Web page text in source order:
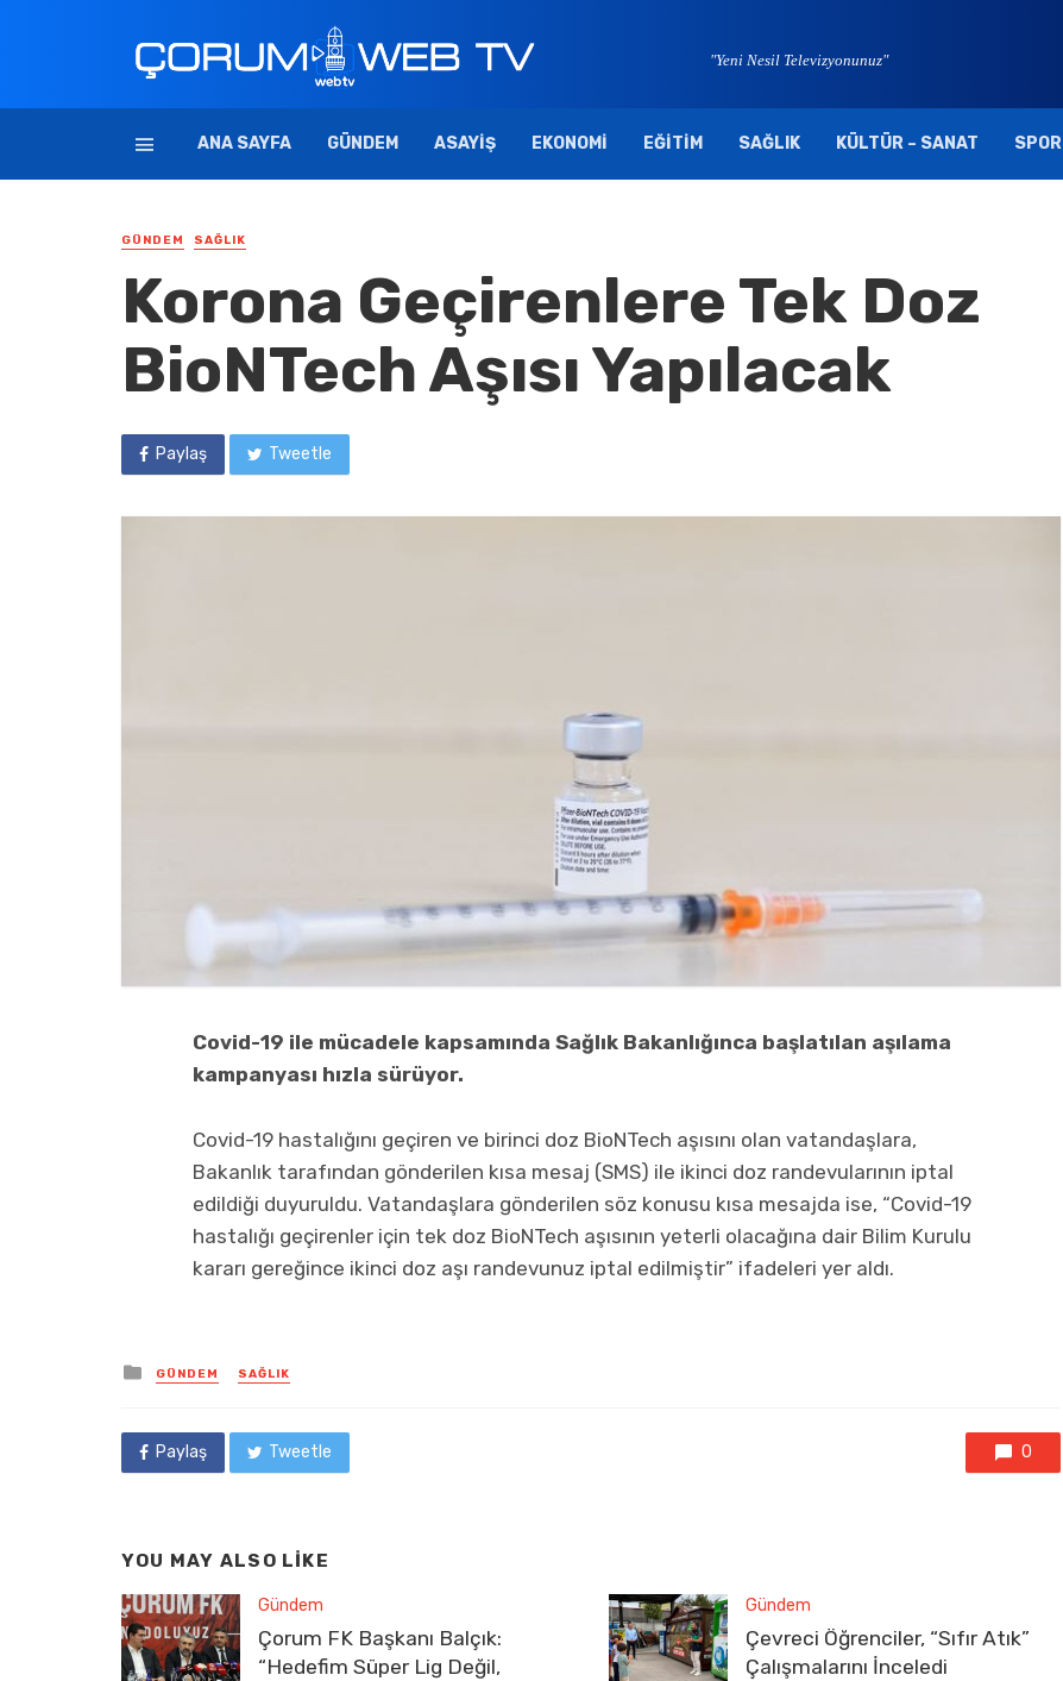
"Yeni Nesil Televizyonunuz"
ANA SAYFA GÜNDEM ASAYIŞ EKONOMI EĞITIM SAĞLIK KÜLTÜR – SANAT SPOR
GÜNDEM SAĞLIK
Korona Geçirenlere Tek Doz
BioNTech Aşısı Yapılacak
Paylaş Tweetle
Covid-19 ile mücadele kapsamında Sağlık Bakanlığınca başlatılan aşılama
kampanyası hızla sürüyor.
Covid-19 hastalığını geçiren ve birinci doz BioNTech aşısını olan vatandaşlara,
Bakanlık tarafından gönderilen kısa mesaj (SMS) ile ikinci doz randevularının iptal
edildiği duyuruldu. Vatandaşlara gönderilen söz konusu kısa mesajda ise, “Covid-19
hastalığı geçirenler için tek doz BioNTech aşısının yeterli olacağına dair Bilim Kurulu
kararı gereğince ikinci doz aşı randevunuz iptal edilmiştir” ifadeleri yer aldı.
Posted
in
GÜNDEM SAĞLIK
Paylaş Tweetle 0
YOU MAY ALSO LIKE
Gündem
Çorum FK Başkanı Balçık:
“Hedefim Süper Lig Değil,
Gündem
Çevreci Öğrenciler, “Sıfır Atık”
Çalışmalarını İnceledi